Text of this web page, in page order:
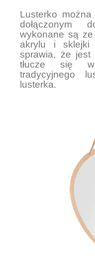
Lusterko
dołączonym
wykonane są
akrylu i
sprawia, że jest
tłucze się w
tradycyjnego
lusterka.